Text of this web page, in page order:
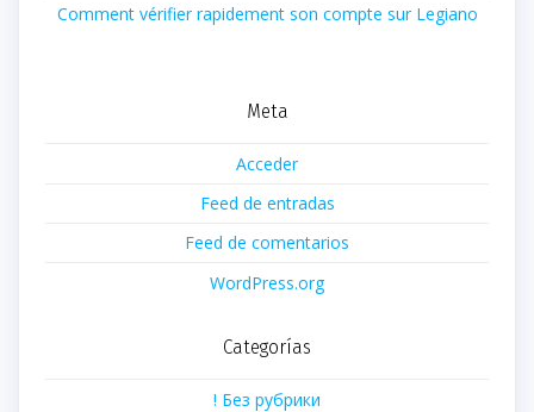
Comment vérifier rapidement son compte sur Legiano
Meta
Acceder
Feed de entradas
Feed de comentarios
WordPress.org
Categorías
! Без рубрики